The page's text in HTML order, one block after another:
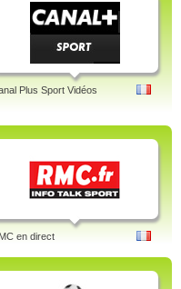
Plus Sport Vidéos
en direct